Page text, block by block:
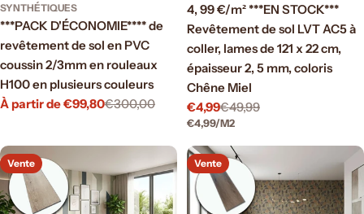
SYNTHÉTIQUES
***PACK D'ÉCONOMIE**** de
revêtement de sol en PVC
coussin 2/3mm en rouleaux
H100 en plusieurs couleurs
Prix
de
vente
À partir de €99,80
Prix
régulier
€300,00
4, 99 €/m² ***EN STOCK***
Revêtement de sol LVT AC5 à
coller, lames de 121 x 22 cm,
épaisseur 2, 5 mm, coloris
Chêne Miel
Prix
de
vente
€4,99
Prix
régulier
€49,99
PRIX
UNITAIRE
€4,99/PAR
M2
Vente Vente